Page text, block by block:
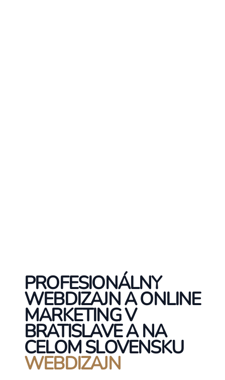
PROFESIONÁLNY
WEBDIZAJN A ONLINE
MARKETING V
BRATISLAVE A NA
CELOM SLOVENSKU
WEBDIZAJN